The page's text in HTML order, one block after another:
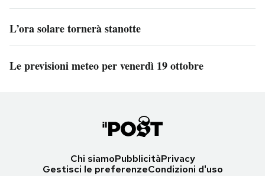
L’ora solare tornerà stanotte
Le previsioni meteo per venerdì 19 ottobre
Chi siamoPubblicitàPrivacy
Gestisci le preferenzeCondizioni d'uso